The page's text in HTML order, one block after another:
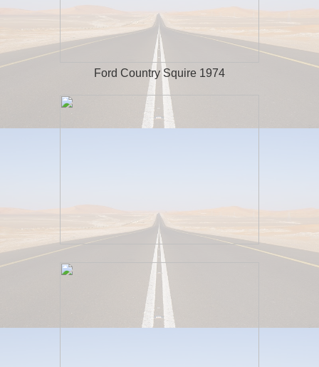
Ford Country Squire 1974